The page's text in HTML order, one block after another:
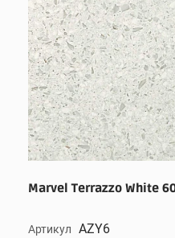
Marvel Terrazzo White
Артикул AZY6